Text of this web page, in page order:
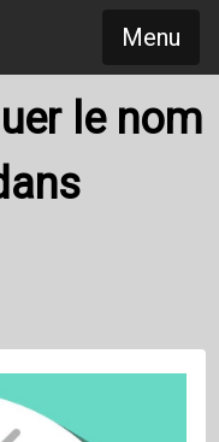
Menu
le nom